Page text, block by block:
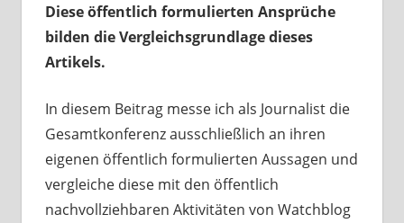
Diese öffentlich formulierten Ansprüche
bilden die Vergleichsgrundlage dieses
Artikels.
In diesem Beitrag messe ich als Journalist die
Gesamtkonferenz ausschließlich an ihren
eigenen öffentlich formulierten Aussagen und
vergleiche diese mit den öffentlich
nachvollziehbaren Aktivitäten von Watchblog